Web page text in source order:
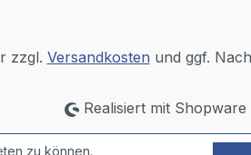
zzgl. Versandkosten und ggf.
Realisiert mit Shopware
zu können.